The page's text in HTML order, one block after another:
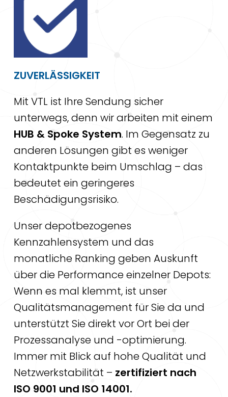
ZUVERLÄSSIGKEIT
Mit VTL ist Ihre Sendung sicher
unterwegs, denn wir arbeiten mit einem
HUB & Spoke System. Im Gegensatz zu
anderen Lösungen gibt es weniger
Kontaktpunkte beim Umschlag – das
bedeutet ein geringeres
Beschädigungsrisiko.
Unser depotbezogenes
Kennzahlensystem und das
monatliche Ranking geben Auskunft
über die Performance einzelner Depots:
Wenn es mal klemmt, ist unser
Qualitätsmanagement für Sie da und
unterstützt Sie direkt vor Ort bei der
Prozessanalyse und -optimierung.
Immer mit Blick auf hohe Qualität und
Netzwerkstabilität – zertifiziert nach
ISO 9001 und ISO 14001.